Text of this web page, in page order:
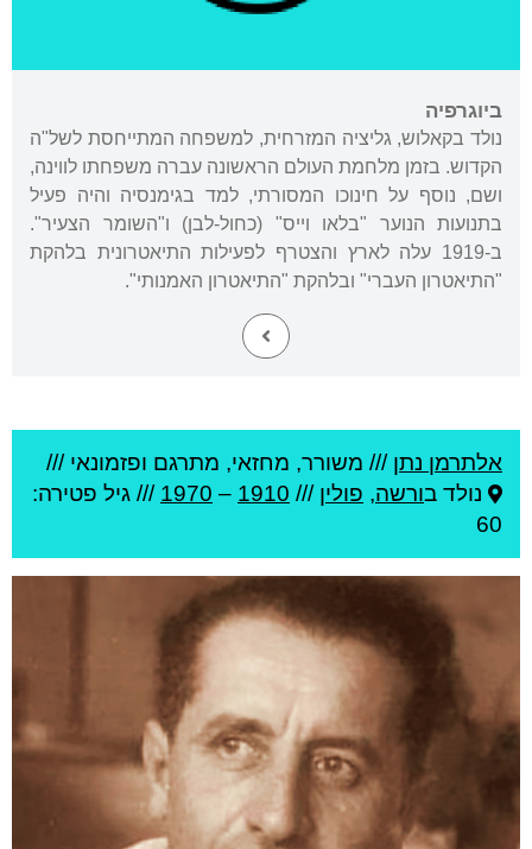
ביוגרפיה
נולד בקאלוש, גליציה המזרחית, למשפחה המתייחסת לשל"ה
הקדוש. בזמן מלחמת העולם הראשונה עברה משפחתו לווינה,
ושם, נוסף על חינוכו המסורתי, למד בגימנסיה והיה פעיל
בתנועות הנוער "בלאו וייס" (כחול-לבן) ו"השומר הצעיר".
ב-1919 עלה לארץ והצטרף לפעילות התיאטרונית בלהקת
"התיאטרון העברי" ובלהקת "התיאטרון האמנותי".
אלתרמן נתן /// משורר, מחזאי, מתרגם ופזמונאי ///
נולד בורשה, פולין ///
1910
–
1970 /// גיל פטירה:
60